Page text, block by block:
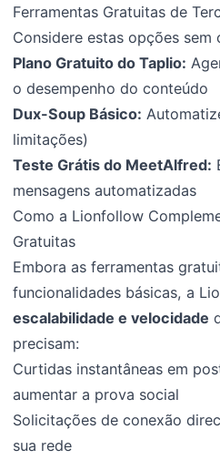
Ferramentas Gratuitas de
Considere estas opções sem
Plano Gratuito do Taplio:
o desempenho do conteúdo
Dux-Soup Básico:
limitações)
Teste Grátis do MeetAlfred:
mensagens automatizadas
Como a Lionfollow
Gratuitas
Embora as ferramentas
funcionalidades básicas, a
escalabilidade e velocidade
precisam:
Curtidas instantâneas em
aumentar a prova social
Solicitações de conexão
sua rede